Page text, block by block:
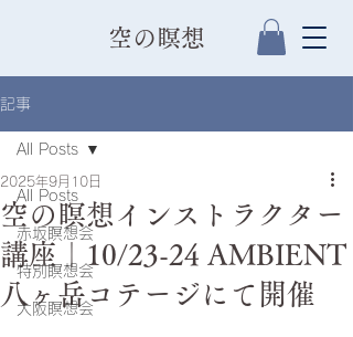
​空の瞑想
記事
All Posts
赤坂瞑想会
特別瞑想会
大阪瞑想会
All Posts
空の瞑想インストラクター
講座｜10/23-24 AMBIENT
八ヶ岳コテージにて開催
2025年9月10日